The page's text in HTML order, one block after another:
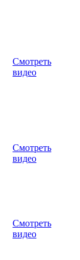
Смотреть
видео
Смотреть
видео
Смотреть
видео